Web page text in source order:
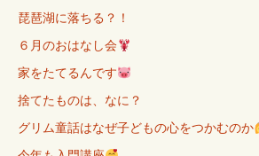
琵琶湖に落ちる？！
６月のおはなし会
家をたてるんです
捨てたものは、なに？
グリム童話はなぜ子どもの心をつかむのか